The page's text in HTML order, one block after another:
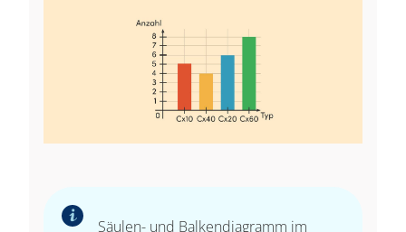
Säulen- und Balkendiagramm im